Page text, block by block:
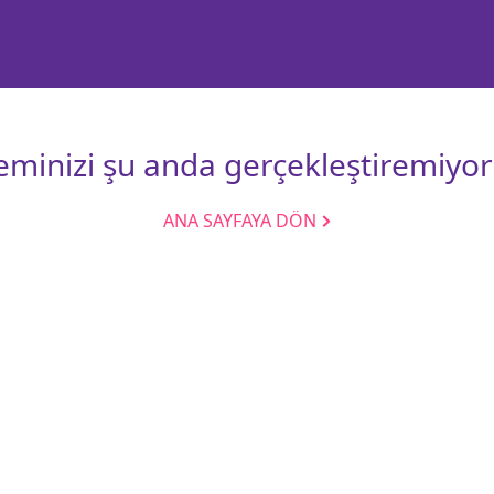
şu anda
ANA SAYFAYA DÖN